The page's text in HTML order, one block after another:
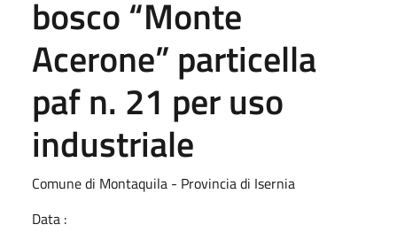
bosco “Monte
Acerone” particella
paf n. 21 per uso
industriale
Comune di Montaquila - Provincia di Isernia
Data :